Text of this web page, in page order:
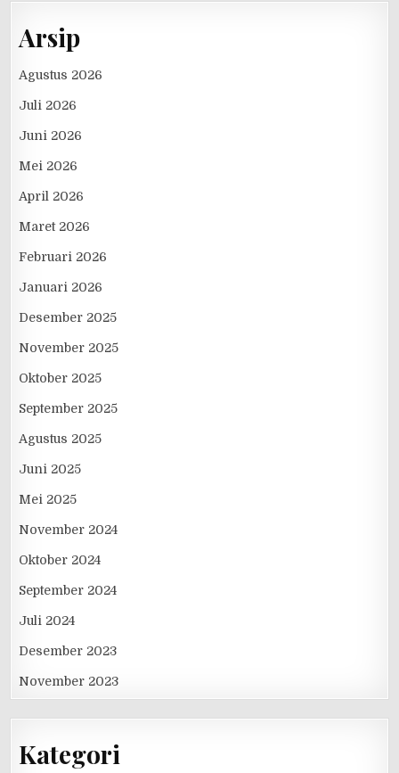
Arsip
Agustus 2026
Juli 2026
Juni 2026
Mei 2026
April 2026
Maret 2026
Februari 2026
Januari 2026
Desember 2025
November 2025
Oktober 2025
September 2025
Agustus 2025
Juni 2025
Mei 2025
November 2024
Oktober 2024
September 2024
Juli 2024
Desember 2023
November 2023
Kategori